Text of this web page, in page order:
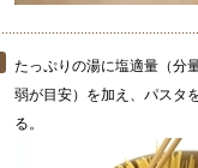
たっぷりの湯に塩適量（分
弱が目安）を加え、パスタ
る。